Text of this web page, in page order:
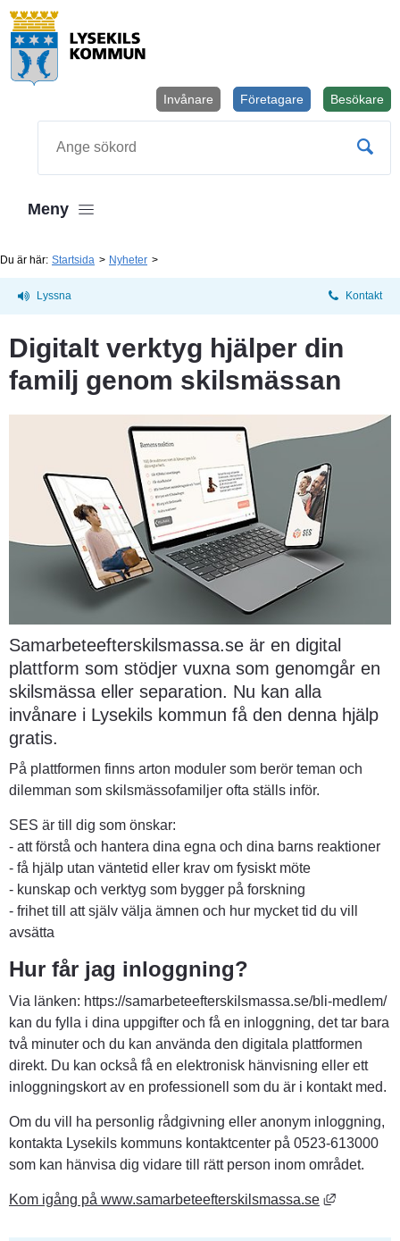
Besökare
Företagare
Invånare
Meny
Du är här: Startsida Nyheter
Lyssna Kontakt
Digitalt verktyg hjälper din
familj genom skilsmässan
Samarbeteefterskilsmassa.se är en digital
plattform som stödjer vuxna som genomgår en
skilsmässa eller separation. Nu kan alla
invånare i Lysekils kommun få den denna hjälp
gratis.
På plattformen finns arton moduler som berör teman och
dilemman som skilsmässofamiljer ofta ställs inför.
SES är till dig som önskar:
- att förstå och hantera dina egna och dina barns reaktioner
- få hjälp utan väntetid eller krav om fysiskt möte
- kunskap och verktyg som bygger på forskning
- frihet till att själv välja ämnen och hur mycket tid du vill
avsätta
Hur får jag inloggning?
Via länken: https://samarbeteefterskilsmassa.se/bli-medlem/
kan du fylla i dina uppgifter och få en inloggning, det tar bara
två minuter och du kan använda den digitala plattformen
direkt. Du kan också få en elektronisk hänvisning eller ett
inloggningskort av en professionell som du är i kontakt med.
Om du vill ha personlig rådgivning eller anonym inloggning,
kontakta Lysekils kommuns kontaktcenter på 0523-613000
som kan hänvisa dig vidare till rätt person inom området.
Kom igång på www.samarbeteefterskilsmassa.se Länk till